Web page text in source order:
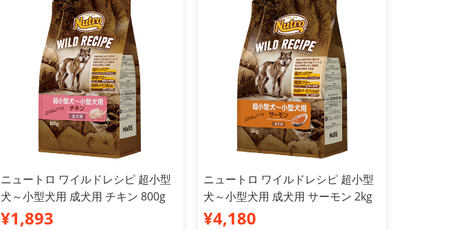
ニュートロ ワイルドレシピ 超小型
犬～小型犬用 成犬用 チキン 800g
¥1,893
ニュートロ ワイルドレシピ 超小型
犬～小型犬用 成犬用 サーモン 2kg
¥4,180